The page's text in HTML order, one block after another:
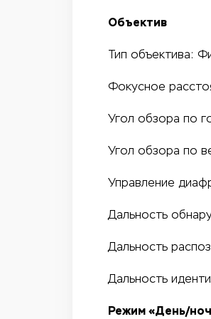
Объектив
Тип объектива:
Фокусное
Угол обзора по
Угол обзора по
Управление
Дальность
Дальность
Дальность
Режим «День/